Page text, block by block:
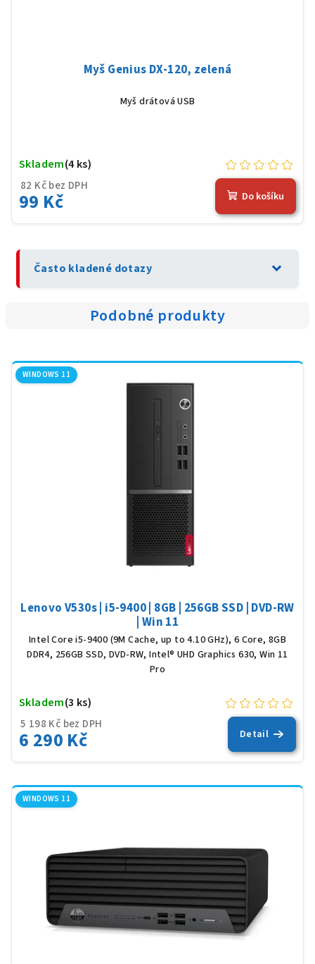
Myš Genius DX-120, zelená
Myš drátová USB
82 Kč bez DPH
99 Kč
Skladem(4 ks)
Do košíku
Často kladené dotazy expand_more
Podobné produkty
WINDOWS 11
Lenovo V530s | i5-9400 | 8GB | 256GB SSD | DVD-RW
| Win 11
Intel Core i5-9400 (9M Cache, up to 4.10 GHz), 6 Core, 8GB
DDR4, 256GB SSD, DVD-RW, Intel® UHD Graphics 630, Win 11
Pro
5 198 Kč bez DPH
6 290 Kč
Skladem(3 ks)
Detail
WINDOWS 11